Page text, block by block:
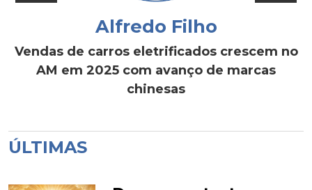
Alfredo Filho
Vendas de carros eletrificados crescem no
AM em 2025 com avanço de marcas
chinesas
ÚLTIMAS